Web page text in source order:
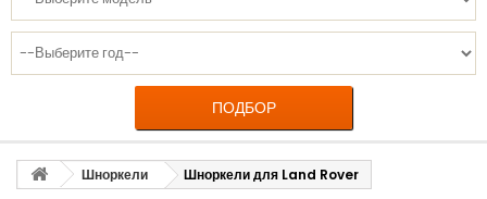
ПОДБОР
Шноркели Шноркели для Land Rover